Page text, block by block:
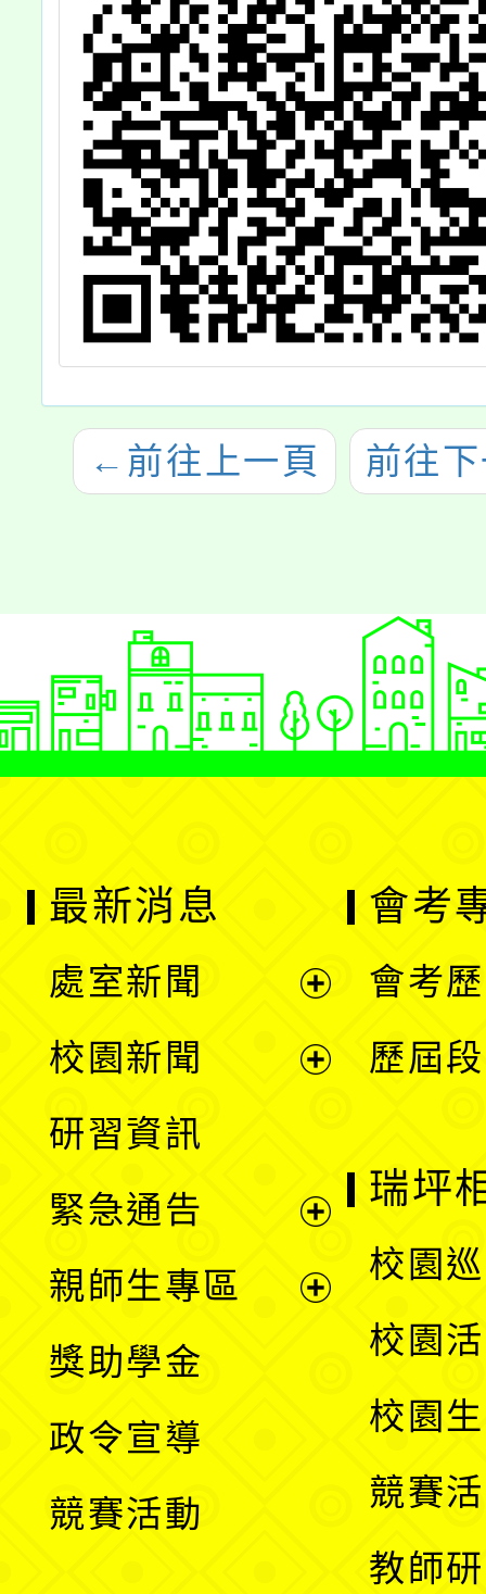
← 前往上一頁 前往
最新消息
處室新聞
單
校園新聞
選
單
研習資訊
緊急通告
親師生專區
獎助學金
政令宣導
競賽活動
會考
會考
歷屆
瑞坪
校園
校園
校園
競賽
教師